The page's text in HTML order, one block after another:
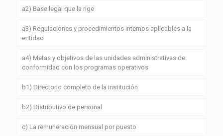
a2) Base legal que la rige
a3) Regulaciones y procedimientos internos aplicables a la
entidad
a4) Metas y objetivos de las unidades administrativas de
conformidad con los programas operativos
b1) Directorio completo de la institución
b2) Distributivo de personal
c) La remuneración mensual por puesto